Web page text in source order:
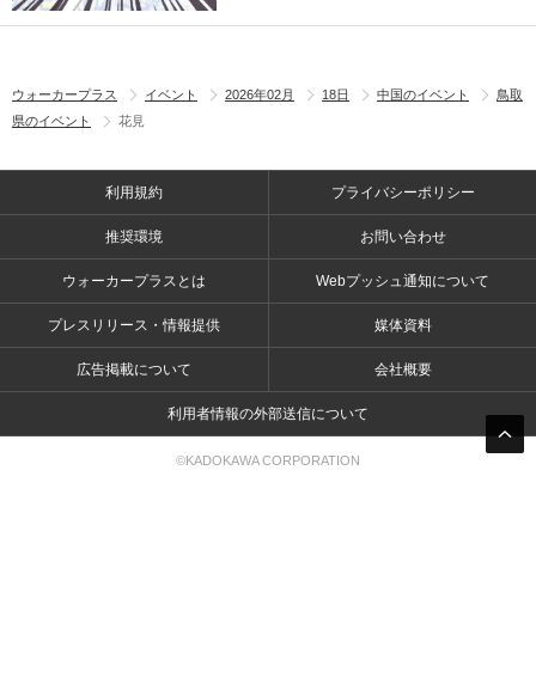
ウォーカープラス イベント 2026年02月 18日 中国のイベント
鳥取
県のイベント
花見
利用規約 プライバシーポリシー
推奨環境 お問い合わせ
ウォーカープラスとは Webプッシュ通知について
プレスリリース・情報提供 媒体資料
広告掲載について 会社概要
利用者情報の外部送信について
©KADOKAWA CORPORATION